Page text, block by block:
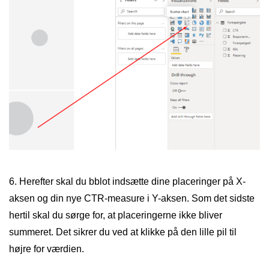
6. Herefter skal du bblot indsætte dine placeringer på X-
aksen og din nye CTR-measure i Y-aksen. Som det sidste
hertil skal du sørge for, at placeringerne ikke bliver
summeret. Det sikrer du ved at klikke på den lille pil til
højre for værdien.